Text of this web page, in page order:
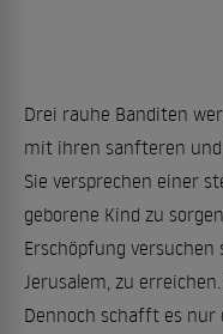
Drei rauhe Banditen
mit ihren sanfteren
Sie versprechen einer
geborene Kind zu
Erschöpfung versuchen
Jerusalem, zu
Dennoch schafft es